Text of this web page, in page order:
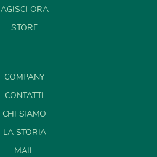
AGISCI ORA
STORE
COMPANY
CONTATTI
CHI SIAMO
LA STORIA
MAIL